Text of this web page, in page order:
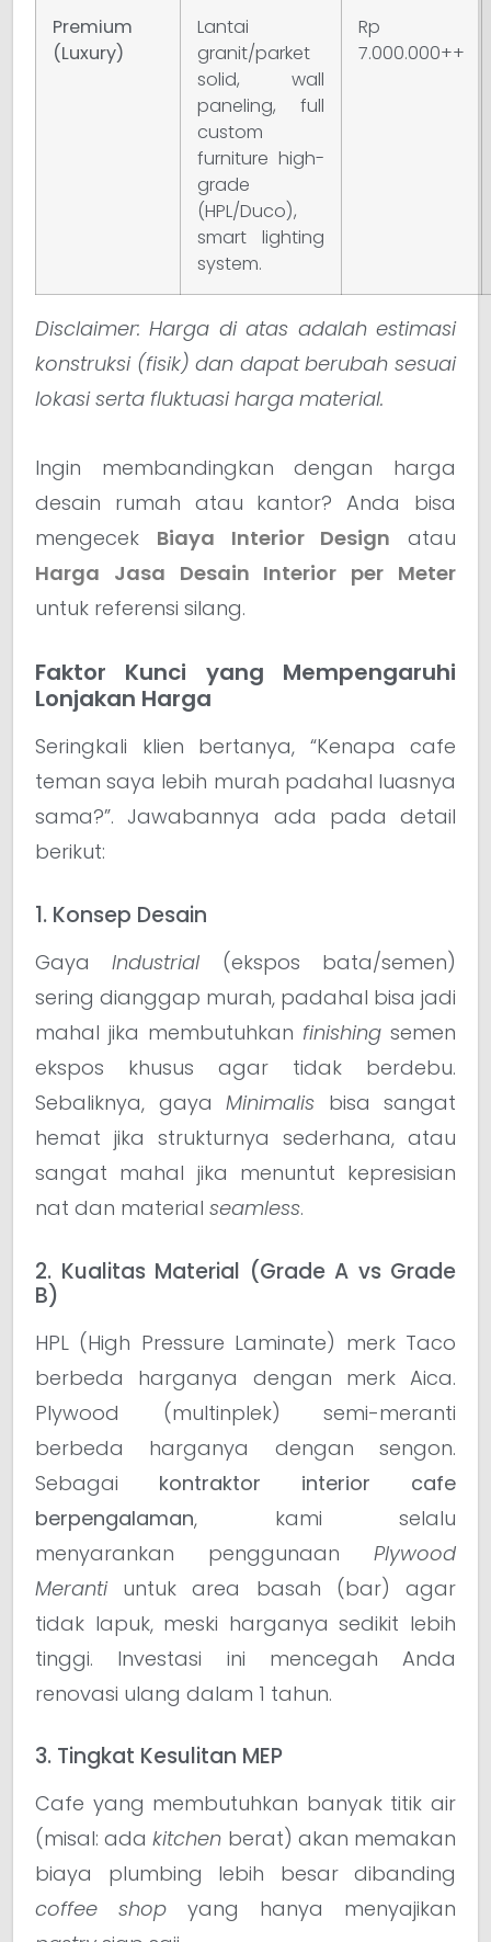
Premium
(Luxury)
Lantai
granit/parket
solid, wall
paneling, full
custom
furniture high-
grade
(HPL/Duco),
smart lighting
system.
Rp
7.000.000++
Disclaimer: Harga di atas adalah estimasi
konstruksi (fisik) dan dapat berubah sesuai
lokasi serta fluktuasi harga material.
Ingin membandingkan dengan harga
desain rumah atau kantor? Anda bisa
mengecek Biaya Interior Design atau
Harga Jasa Desain Interior per Meter
untuk referensi silang.
Faktor Kunci yang Mempengaruhi
Lonjakan Harga
Seringkali klien bertanya, “Kenapa cafe
teman saya lebih murah padahal luasnya
sama?”. Jawabannya ada pada detail
berikut:
1. Konsep Desain
GayaIndustrial (ekspos bata/semen)
sering dianggap murah, padahal bisa jadi
mahal jika membutuhkan finishing semen
ekspos khusus agar tidak berdebu.
Sebaliknya, gaya Minimalis bisa sangat
hemat jika strukturnya sederhana, atau
sangat mahal jika menuntut kepresisian
nat dan material seamless.
2. Kualitas Material (Grade A vs Grade
B)
HPL (High Pressure Laminate) merk Taco
berbeda harganya dengan merk Aica.
Plywood (multinplek) semi-meranti
berbeda harganya dengan sengon.
Sebagai kontraktor interior cafe
berpengalaman, kami selalu
menyarankan penggunaan Plywood
Merantiuntuk area basah (bar) agar
tidak lapuk, meski harganya sedikit lebih
tinggi. Investasi ini mencegah Anda
renovasi ulang dalam 1 tahun.
3. Tingkat Kesulitan MEP
Cafe yang membutuhkan banyak titik air
(misal: adakitchen berat) akan memakan
biaya plumbing lebih besar dibanding
coffee shop yang hanya menyajikan